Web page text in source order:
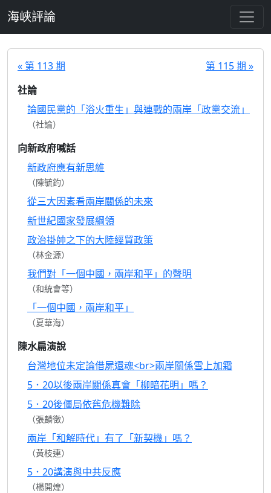
海峽評論
« 第 113 期
第 115 期 »
社論
論國民黨的「浴火重生」與連戰的兩岸「政黨交流」
（社論）
向新政府喊話
新政府應有新思維
（陳毓鈞）
從三大因素看兩岸關係的未來
新世紀國家發展綱領
政治掛帥之下的大陸經貿政策
（林金源）
我們對「一個中國，兩岸和平」的聲明
（和統會等）
「一個中國，兩岸和平」
（夏華海）
陳水扁演說
台灣地位未定論借屍還魂<br>兩岸關係雪上加霜
5．20以後兩岸關係真會「柳暗花明」嗎？
5．20後僵局依舊危機難除
（張麟徵）
兩岸「和解時代」有了「新契機」嗎？
（黃枝連）
5．20講演與中共反應
（楊開煌）